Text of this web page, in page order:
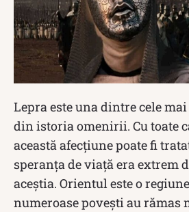
Lepra este una dintre cele
din istoria omenirii. Cu toate
această afecțiune poate fi
speranța de viață era extrem
aceștia. Orientul este o
numeroase povești au rămas